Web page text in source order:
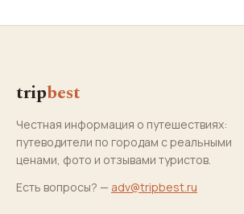
tripbest
Честная информация о путешествиях:
путеводители по городам с реальными
ценами, фото и отзывами туристов.
Есть вопросы? — adv@tripbest.ru